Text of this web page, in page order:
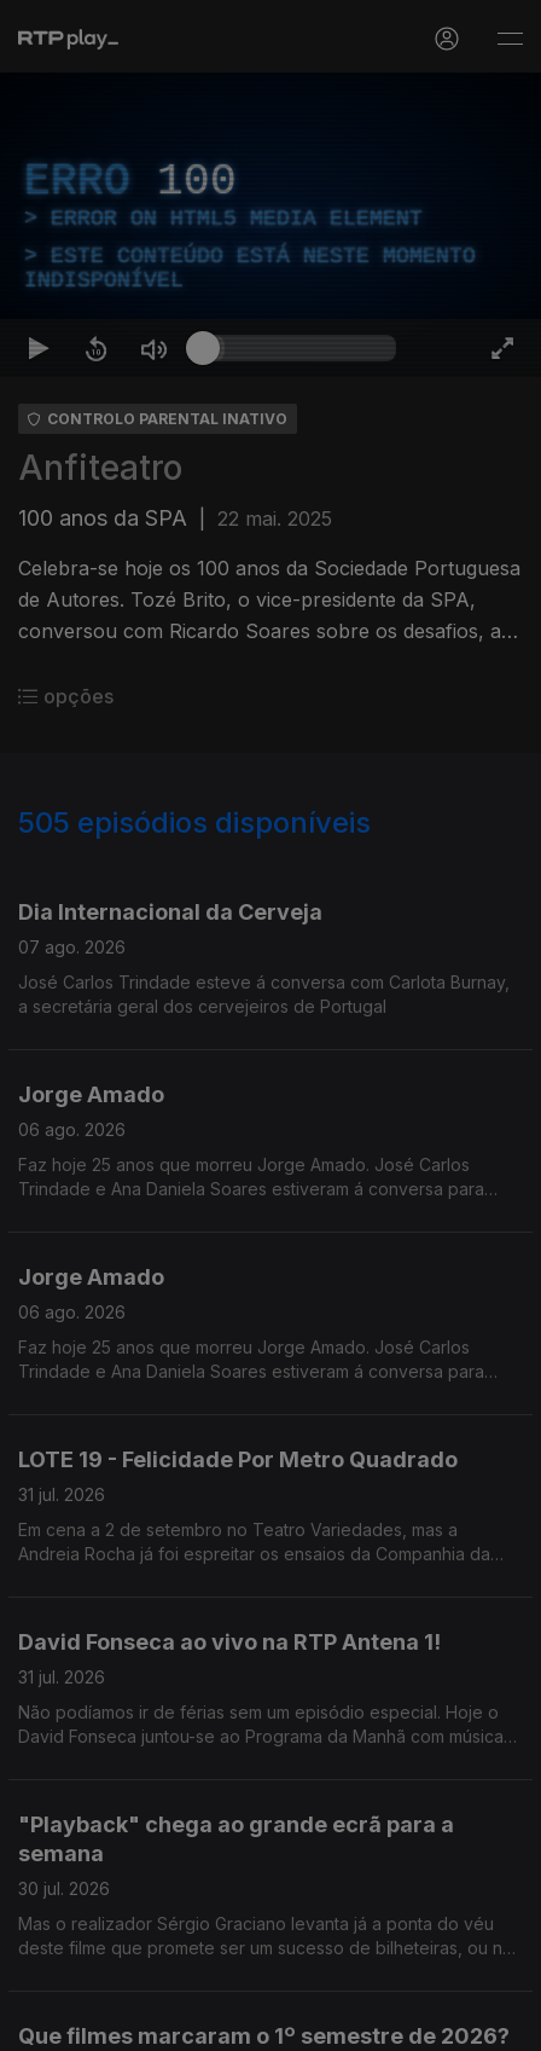
ERRO 100
ERROR ON HTML5 MEDIA ELEMENT
ESTE CONTEÚDO ESTÁ NESTE MOMENTO
INDISPONÍVEL
CONTROLO PARENTAL INATIVO
Anfiteatro
100 anos da SPA 22 mai. 2025
Celebra-se hoje os 100 anos da Sociedade Portuguesa
de Autores. Tozé Brito, o vice-presidente da SPA,
conversou com Ricardo Soares sobre os desafios, a
Portuguesa de Autores.
opções
505 episódios disponíveis
Dia Internacional da Cerveja
07 ago. 2026
José Carlos Trindade esteve á conversa com Carlota Burnay,
a secretária geral dos cervejeiros de Portugal
Jorge Amado
06 ago. 2026
Faz hoje 25 anos que morreu Jorge Amado. José Carlos
Trindade e Ana Daniela Soares estiveram á conversa para
Jorge Amado
06 ago. 2026
Faz hoje 25 anos que morreu Jorge Amado. José Carlos
Trindade e Ana Daniela Soares estiveram á conversa para
LOTE 19 - Felicidade Por Metro Quadrado
31 jul. 2026
Em cena a 2 de setembro no Teatro Variedades, mas a
Andreia Rocha já foi espreitar os ensaios da Companhia da
David Fonseca ao vivo na RTP Antena 1!
31 jul. 2026
Não podíamos ir de férias sem um episódio especial. Hoje o
David Fonseca juntou-se ao Programa da Manhã com música
"Playback" chega ao grande ecrã para a
semana
30 jul. 2026
Mas o realizador Sérgio Graciano levanta já a ponta do véu
deste filme que promete ser um sucesso de bilheteiras, ou não
Que filmes marcaram o 1º semestre de 2026?